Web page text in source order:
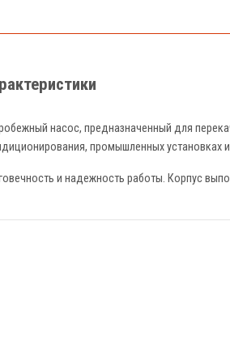
насос, предназначенный для
промышленных установках
и надежность работы. Корпус